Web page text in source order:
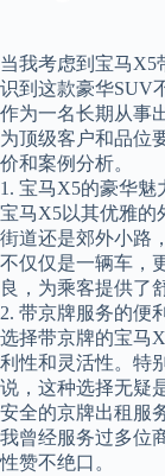
当我考虑到宝马X5
识到这款豪华SUV
作为一名长期从事
为顶级客户和品位
价和案例分析。
1. 宝马X5的豪华魅
宝马X5以其优雅的
街道还是郊外小路
不仅仅是一辆车，
良，为乘客提供了
2. 带京牌服务的便
选择带京牌的宝马
利性和灵活性。特
说，这种选择无疑
安全的京牌出租服
我曾经服务过多位
性赞不绝口。